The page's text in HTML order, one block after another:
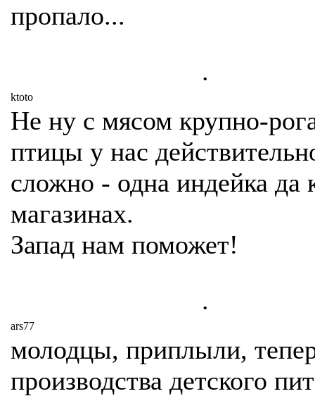
пропало...
.
ktoto
Не ну с мясом крупно-
птицы у нас
сложно - одна индейка да
магазинах.
Запад нам поможет!
.
ars77
молодцы, приплыли,
производства детского